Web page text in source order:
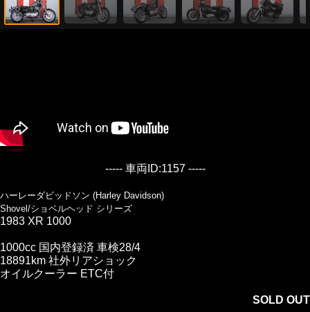
----- 車両ID:1157 -----
ハーレーダビッドソン (Harley Davidson)
Shovel/ショベルヘッド シリーズ
1983 XR 1000
1000cc 国内登録済 車検28/4
18891km 社外リアショック
オイルクーラー ETC付
SOLD OUT